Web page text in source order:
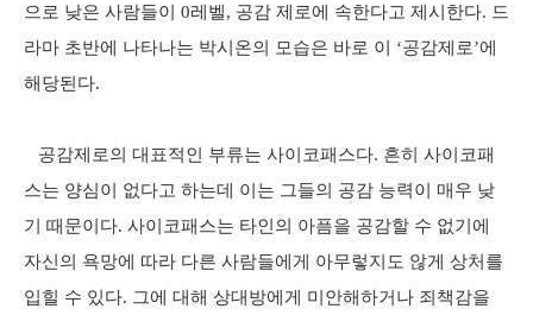
으로 낮은 사람들이 0레벨, 공감 제로에 속한다고 제시한다. 드
라마 초반에 나타나는 박시온의 모습은 바로 이 ‘공감제로’에
해당된다.
공감제로의 대표적인 부류는 사이코패스다. 흔히 사이코패
스는 양심이 없다고 하는데 이는 그들의 공감 능력이 매우 낮
기 때문이다. 사이코패스는 타인의 아픔을 공감할 수 없기에
자신의 욕망에 따라 다른 사람들에게 아무렇지도 않게 상처를
입힐 수 있다. 그에 대해 상대방에게 미안해하거나 죄책감을